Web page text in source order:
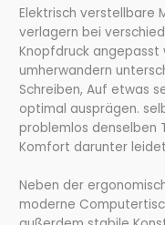
Elektrisch verstellbare
verlagern bei
Knopfdruck angepasst
umherwandern
Schreiben, Auf etwas
optimal ausprägen.
problemlos denselben
Komfort darunter
Neben der
moderne